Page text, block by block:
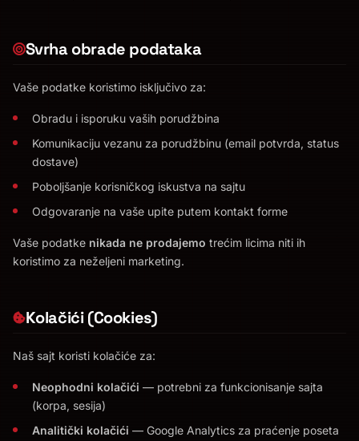
Svrha obrade podataka
Vaše podatke koristimo isključivo za:
Obradu i isporuku vaših porudžbina
Komunikaciju vezanu za porudžbinu (email potvrda, status
dostave)
Poboljšanje korisničkog iskustva na sajtu
Odgovaranje na vaše upite putem kontakt forme
Vaše podatke nikada ne prodajemo trećim licima niti ih
koristimo za neželjeni marketing.
Kolačići (Cookies)
Naš sajt koristi kolačiće za:
Neophodni kolačići — potrebni za funkcionisanje sajta
(korpa, sesija)
Analitički kolačići — Google Analytics za praćenje poseta